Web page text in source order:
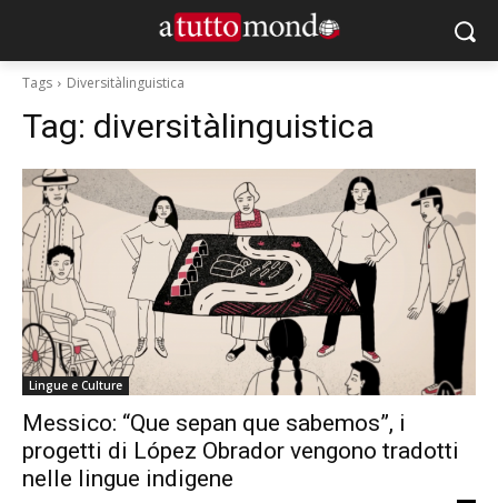
Tags Diversitàlinguistica
Tag: diversitàlinguistica
Lingue e Culture
Messico: “Que sepan que sabemos”, i
progetti di López Obrador vengono tradotti
nelle lingue indigene